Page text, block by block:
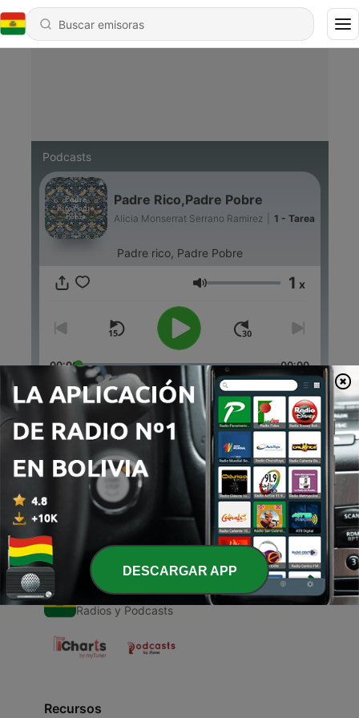
Podcasts
Padre Rico,Padre Pobre
Alicia Monserrat Serrano Ramirez 1 - Tarea
Padre rico, Padre Pobre
Volumen 1 x
00:00 00:00
Episodios
- Tarea
16 jun. 2021
Radios de Bolivia
Radios y Podcasts
Recursos
DESCARGAR APP